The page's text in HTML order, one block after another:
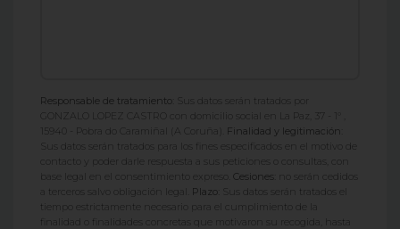
Responsable de tratamiento:
Sus datos serán tratados por
GONZALO LOPEZ CASTRO con domicilio social en La Paz, 37 - 1º ,
15940 - Pobra do Caramiñal (A Coruña). Finalidad y legitimación:
Sus datos serán tratados para los fines especificados en el motivo de
contacto y poder darle respuesta a sus peticiones o consultas, con
base legal en el consentimiento expreso. Cesiones:
no serán cedidos
a terceros salvo obligación legal. Plazo:
Sus datos serán tratados el
tiempo estrictamente necesario para el cumplimiento de la
finalidad o finalidades concretas que motivaron su recogida, hasta